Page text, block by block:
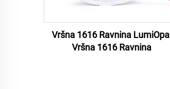
Vršna 1616 Ravnina LumiOpal
Vršna 1616 Ravnina